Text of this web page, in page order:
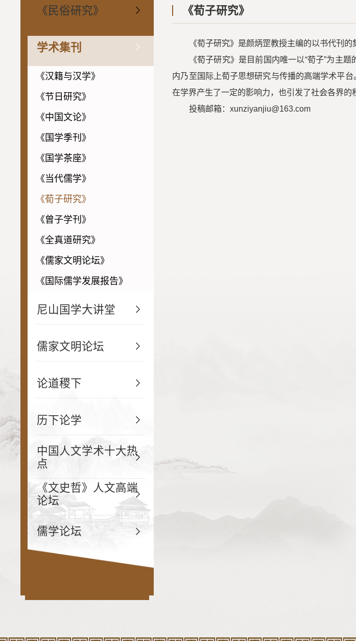
《民俗研究》
学术集刊
《汉籍与汉学》
《节日研究》
《中国文论》
《国学季刊》
《国学茶座》
《当代儒学》
《荀子研究》
《曾子学刊》
《全真道研究》
《儒家文明论坛》
《国际儒学发展报告》
尼山国学大讲堂
儒家文明论坛
论道稷下
历下论学
中国人文学术十大热
点
《文史哲》人文高端
论坛
儒学论坛
《荀子研究》
《荀子研究》是颜炳罡教授主编的以书代刊
《荀子研究》是目前国内唯一以“荀子”为主
内乃至国际上荀子思想研究与传播的高端学术平
在学界产生了一定的影响力，也引发了社会各界的
投稿邮箱：xunziyanjiu@163.com